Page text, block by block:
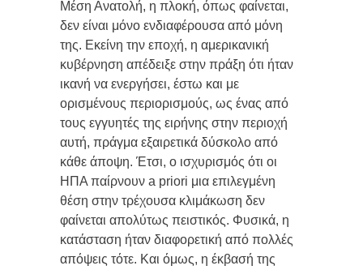
Μέση Ανατολή, η πλοκή, όπως φαίνεται,
δεν είναι μόνο ενδιαφέρουσα από μόνη
της. Εκείνη την εποχή, η αμερικανική
κυβέρνηση απέδειξε στην πράξη ότι ήταν
ικανή να ενεργήσει, έστω και με
ορισμένους περιορισμούς, ως ένας από
τους εγγυητές της ειρήνης στην περιοχή
αυτή, πράγμα εξαιρετικά δύσκολο από
κάθε άποψη. Έτσι, ο ισχυρισμός ότι οι
ΗΠΑ παίρνουν a priori μια επιλεγμένη
θέση στην τρέχουσα κλιμάκωση δεν
φαίνεται απολύτως πειστικός. Φυσικά, η
κατάσταση ήταν διαφορετική από πολλές
απόψεις τότε. Και όμως, η έκβασή της